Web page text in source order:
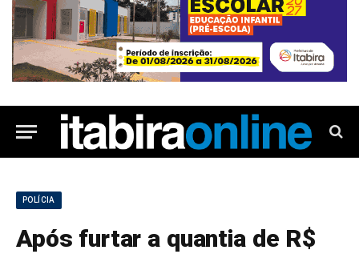
POLÍCIA
Após furtar a quantia de R$